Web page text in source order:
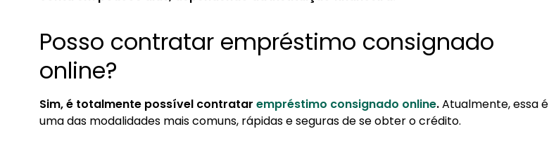
Posso contratar empréstimo consignado
online?
Sim, é totalmente possível contratar empréstimo consignado online.Atualmente, essa é
uma das modalidades mais comuns, rápidas e seguras de se obter o crédito.